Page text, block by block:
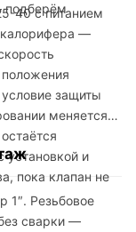
подберём
40 с питанием
—
положения
защиты
меняется
установкой и
пока клапан не
1″. Резьбовое
сварки —